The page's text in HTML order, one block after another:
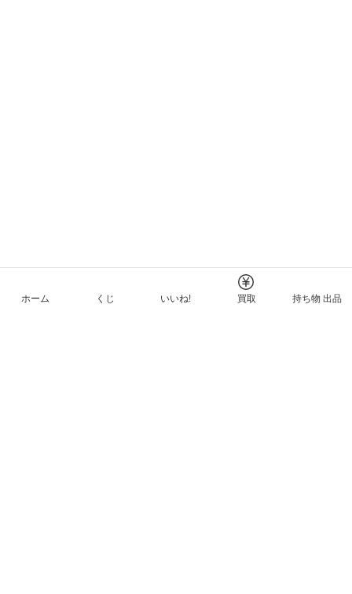
ホーム くじ いいね! 買取 持ち物 出品